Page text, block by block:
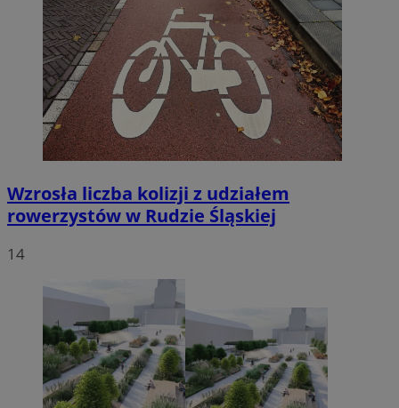
Wzrosła liczba kolizji z udziałem
rowerzystów w Rudzie Śląskiej
14